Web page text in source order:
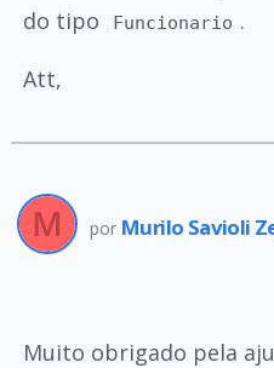
do tipo
Funcionario .
Att,
por Murilo Savioli
Muito obrigado pela